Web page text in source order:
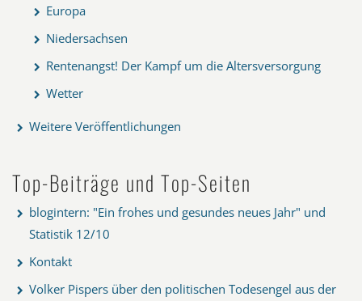
Europa
Niedersachsen
Rentenangst! Der Kampf um die Altersversorgung
Wetter
Weitere Veröffentlichungen
Top-Beiträge und Top-Seiten
blogintern: "Ein frohes und gesundes neues Jahr" und
Statistik 12/10
Kontakt
Volker Pispers über den politischen Todesengel aus der